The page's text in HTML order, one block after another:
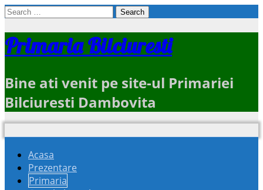
Search
Primaria Bilciuresti
Bine ati venit pe site-ul Primariei
Bilciuresti Dambovita
Acasa
Prezentare
Primaria